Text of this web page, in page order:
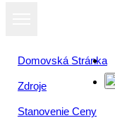
Domovská Stránka
Zdroje
Stanovenie Ceny